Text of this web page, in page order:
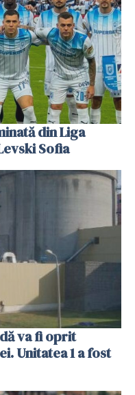
din Liga
Sofia
va fi oprit
Unitatea 1 a fost